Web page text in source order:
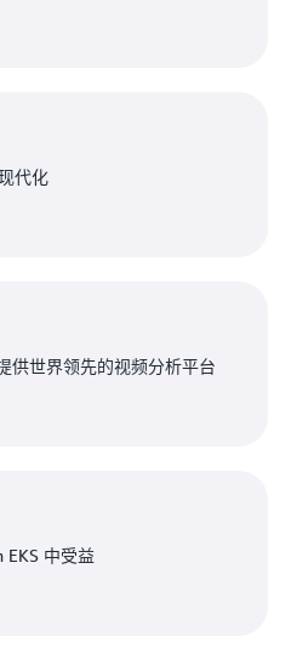
代化
供世界领先的视频分析平台
EKS 中受益